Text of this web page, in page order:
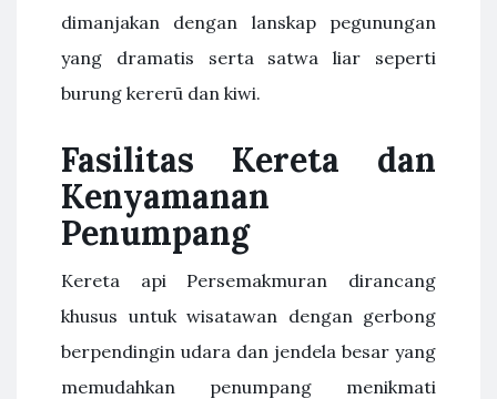
dimanjakan dengan lanskap pegunungan
yang dramatis serta satwa liar seperti
burung kererū dan kiwi.
Fasilitas Kereta dan
Kenyamanan
Penumpang
Kereta api Persemakmuran dirancang
khusus untuk wisatawan dengan gerbong
berpendingin udara dan jendela besar yang
memudahkan penumpang menikmati